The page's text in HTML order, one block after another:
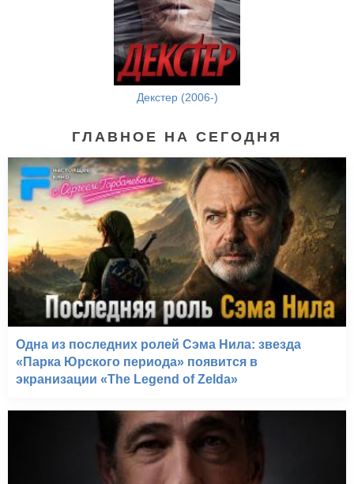
Декстер (2006-)
ГЛАВНОЕ НА СЕГОДНЯ
Одна из последних ролей Сэма Нила: звезда
«Парка Юрского периода» появится в
экранизации «The Legend of Zelda»